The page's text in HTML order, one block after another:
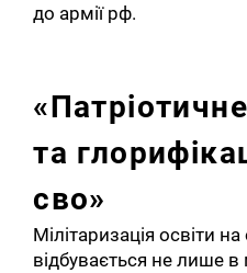
до армії рф.
та
сво»
Мілітаризація освіти
відбувається не лише